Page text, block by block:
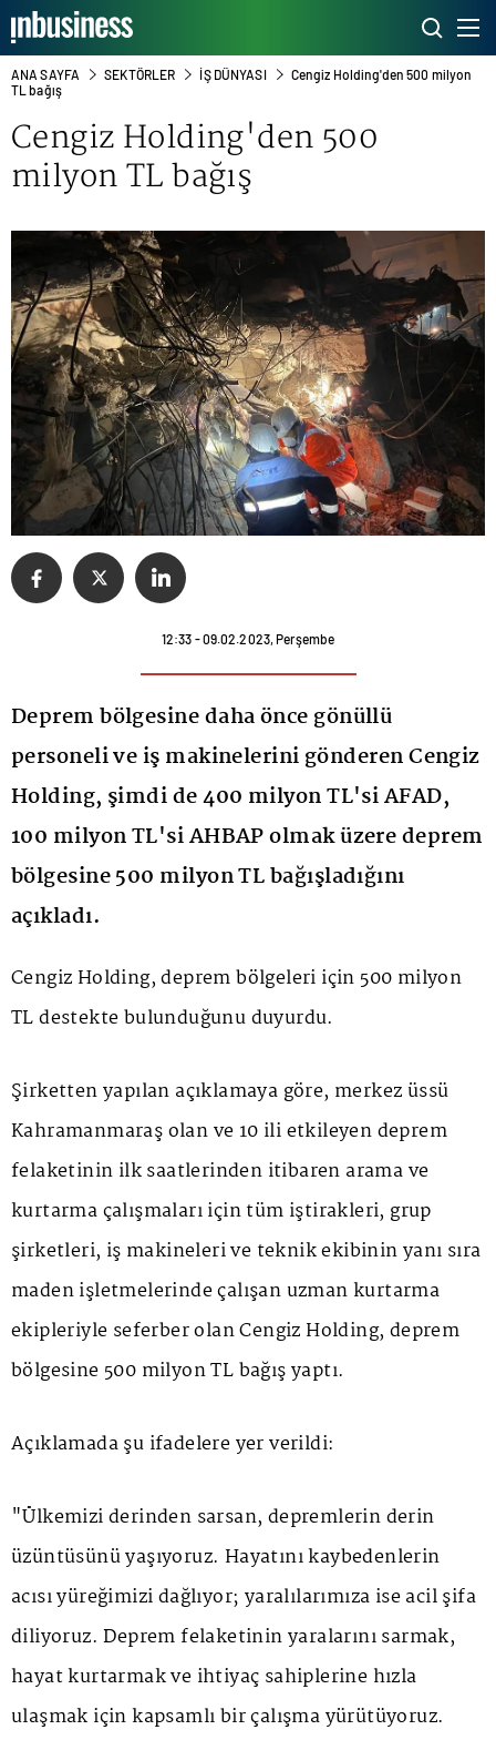
ANA SAYFA SEKTÖRLER İŞ DÜNYASI
Cengiz Holding'den 500 milyon
TL bağış
Cengiz Holding'den 500
milyon TL bağış
12:33 - 09.02.2023, Perşembe
Deprem bölgesine daha önce gönüllü
personeli ve iş makinelerini gönderen Cengiz
Holding, şimdi de 400 milyon TL'si AFAD,
100 milyon TL'si AHBAP olmak üzere deprem
bölgesine 500 milyon TL bağışladığını
açıkladı.
Cengiz Holding, deprem bölgeleri için 500 milyon
TL destekte bulunduğunu duyurdu.
Şirketten yapılan açıklamaya göre, merkez üssü
Kahramanmaraş olan ve 10 ili etkileyen deprem
felaketinin ilk saatlerinden itibaren arama ve
kurtarma çalışmaları için tüm iştirakleri, grup
şirketleri, iş makineleri ve teknik ekibinin yanı sıra
maden işletmelerinde çalışan uzman kurtarma
ekipleriyle seferber olan Cengiz Holding, deprem
bölgesine 500 milyon TL bağış yaptı.
Açıklamada şu ifadelere yer verildi:
"Ülkemizi derinden sarsan, depremlerin derin
üzüntüsünü yaşıyoruz. Hayatını kaybedenlerin
acısı yüreğimizi dağlıyor; yaralılarımıza ise acil şifa
diliyoruz. Deprem felaketinin yaralarını sarmak,
hayat kurtarmak ve ihtiyaç sahiplerine hızla
ulaşmak için kapsamlı bir çalışma yürütüyoruz.